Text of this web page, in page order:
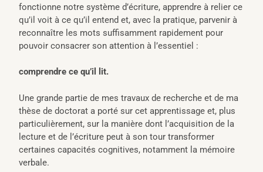
fonctionne notre système d’écriture, apprendre à relier ce
qu’il voit à ce qu’il entend et, avec la pratique, parvenir à
reconnaître les mots suffisamment rapidement pour
pouvoir consacrer son attention à l’essentiel :
comprendre ce qu’il lit.
Une grande partie de mes travaux de recherche et de ma
thèse de doctorat a porté sur cet apprentissage et, plus
particulièrement, sur la manière dont l’acquisition de la
lecture et de l’écriture peut à son tour transformer
certaines capacités cognitives, notamment la mémoire
verbale.